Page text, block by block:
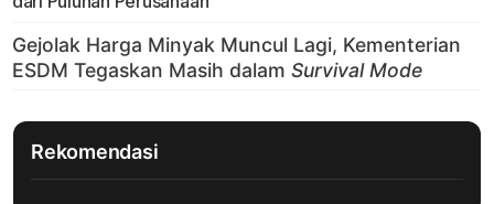
Rekomendasi